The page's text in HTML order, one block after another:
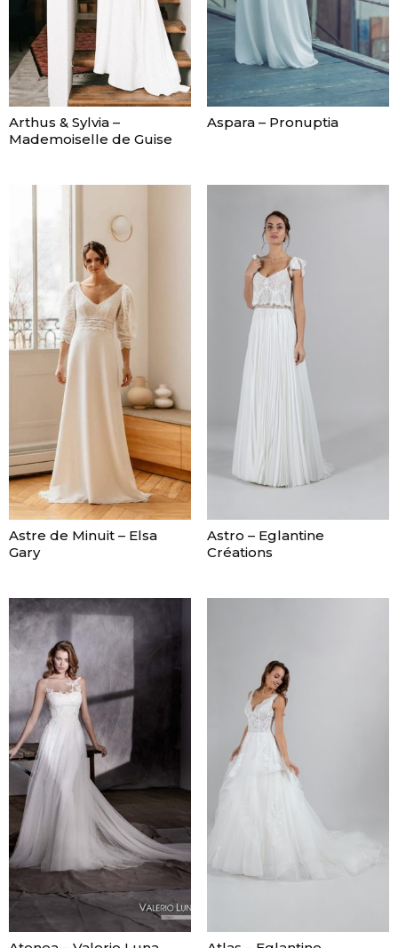
Arthus & Sylvia –
Mademoiselle de Guise
Aspara – Pronuptia
Astre de Minuit – Elsa
Gary
Astro – Eglantine
Créations